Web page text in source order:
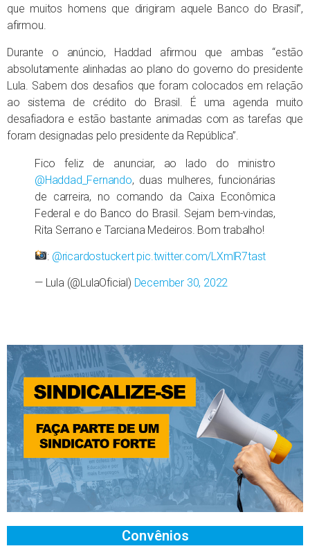
que muitos homens que dirigiram aquele Banco do Brasil”,
afirmou.
Durante o anúncio, Haddad afirmou que ambas “estão
absolutamente alinhadas ao plano do governo do presidente
Lula. Sabem dos desafios que foram colocados em relação
ao sistema de crédito do Brasil. É uma agenda muito
desafiadora e estão bastante animadas com as tarefas que
foram designadas pelo presidente da República”.
Fico feliz de anunciar, ao lado do ministro
@Haddad_Fernando, duas mulheres, funcionárias
de carreira, no comando da Caixa Econômica
Federal e do Banco do Brasil. Sejam bem-vindas,
Rita Serrano e Tarciana Medeiros. Bom trabalho!
: @ricardostuckert pic.twitter.com/LXmlR7tast
— Lula (@LulaOficial) December 30, 2022
Convênios